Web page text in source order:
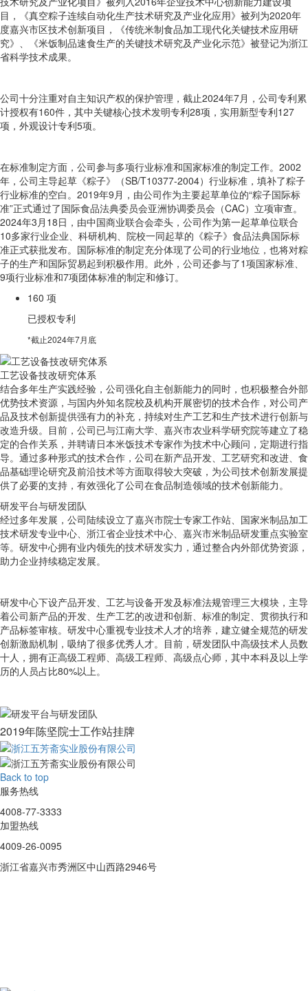
目，《真空粽子连续自动化生产技术研究及产业化应用》被列为2020年
度嘉兴市区技术创新项目，《传统米制食品加工现代化关键技术应用研
究》、《米饭制品速食生产的关键技术研究及产业化示范》被登记为浙江
省科学技术成果。
公司十分注重对自主知识产权的保护管理，截止2024年7月，公司专利累
计授权有160件，其中关键核心技术发明专利28项，实用新型专利127
项，外观设计专利5项。
在标准制定方面，公司参与多项行业标准和国家标准的制定工作。2002
年，公司主导起草《粽子》（SB/T10377-2004）行业标准，填补了粽子
行业标准的空白。2019年9月，由公司作为主要起草单位的“粽子国际标
准”正式通过了国际食品法典委员会亚洲协调委员会（CAC）立项审查。
2024年3月18日，由中国商业联合会牵头，公司作为第一起草单位联合
10多家行业企业、科研机构、院校一同起草的《粽子》食品法典国际标
准正式获批发布。国际标准的制定充分体现了公司的行业地位，也将对粽
子的生产和国际贸易起到积极作用。此外，公司还参与了1项国家标准、
9项行业标准和7项团体标准的制定和修订。
160 项
已授权专利
*截止2024年7月底
工艺设备技改研究体系
结合多年生产实践经验，公司强化自主创新能力的同时，也积极整合外部
优势技术资源，与国内外知名院校及机构开展密切的技术合作，对公司产
品及技术创新提供强有力的补充，持续对生产工艺和生产技术进行创新与
改造升级。目前，公司已与江南大学、嘉兴市农业科学研究院等建立了稳
定的合作关系，并聘请日本米饭技术专家作为技术中心顾问，定期进行指
导。通过多种形式的技术合作，公司在新产品开发、工艺研究和改进、食
品基础理论研究及前沿技术等方面取得较大突破，为公司技术创新发展提
供了必要的支持，有效强化了公司在食品制造领域的技术创新能力。
研发平台与研发团队
经过多年发展，公司陆续设立了嘉兴市院士专家工作站、国家米制品加工
技术研发专业中心、浙江省企业技术中心、嘉兴市米制品研发重点实验室
等。研发中心拥有业内领先的技术研发实力，通过整合内外部优势资源，
助力企业持续稳定发展。
研发中心下设产品开发、工艺与设备开发及标准法规管理三大模块，主导
着公司新产品的开发、生产工艺的改进和创新、标准的制定、贯彻执行和
产品标签审核。研发中心重视专业技术人才的培养，建立健全规范的研发
创新激励机制，吸纳了很多优秀人才。目前，研发团队中高级技术人员数
十人，拥有正高级工程师、高级工程师、高级点心师，其中本科及以上学
历的人员占比80%以上。
2019年陈坚院士工作站挂牌
Back to top
服务热线
4008-77-3333
加盟热线
4009-26-0095
浙江省嘉兴市秀洲区中山西路2946号